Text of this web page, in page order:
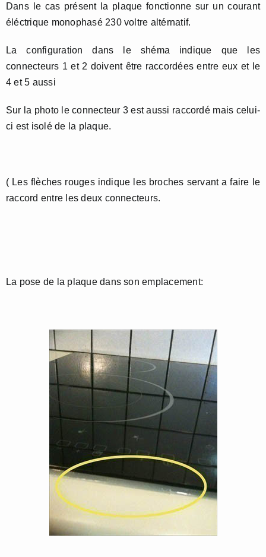
Dans le cas présent la plaque fonctionne sur un courant
éléctrique monophasé 230 voltre altérnatif.
La configuration dans le shéma indique que les
connecteurs 1 et 2 doivent être raccordées entre eux et le
4 et 5 aussi
Sur la photo le connecteur 3 est aussi raccordé mais celui-
ci est isolé de la plaque.
( Les flèches rouges indique les broches servant a faire le
raccord entre les deux connecteurs.
La pose de la plaque dans son emplacement: